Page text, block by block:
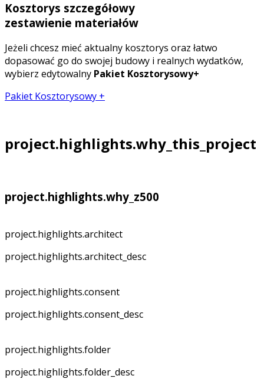
Kosztorys szczegółowy
zestawienie materiałów
Jeżeli chcesz mieć aktualny kosztorys oraz łatwo
dopasować go do swojej budowy i realnych wydatków,
wybierz edytowalny Pakiet Kosztorysowy+
Pakiet Kosztorysowy +
project.highlights.why_this_project
project.highlights.why_z500
project.highlights.architect
project.highlights.architect_desc
project.highlights.consent
project.highlights.consent_desc
project.highlights.folder
project.highlights.folder_desc